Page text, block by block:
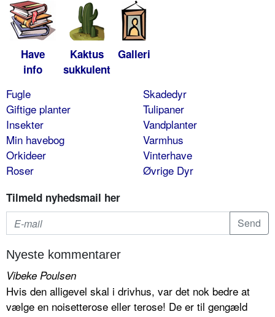
Have
info
Kaktus
sukkulent
Galleri
Fugle
Giftige planter
Insekter
Min havebog
Orkideer
Roser
Skadedyr
Tulipaner
Vandplanter
Varmhus
Vinterhave
Øvrige Dyr
Tilmeld nyhedsmail her
Nyeste kommentarer
Vibeke Poulsen
Hvis den alligevel skal i drivhus, var det nok bedre at
vælge en noisetterose eller terose! De er til gengæld